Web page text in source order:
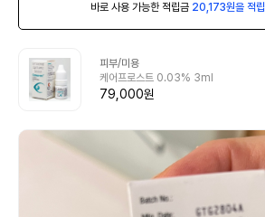
바로 사용 가능한 적립금 20,173원을 적립
피부/미용
케어프로스트 0.03% 3ml
79,000원